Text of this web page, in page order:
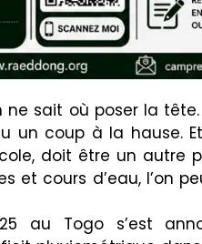
sait où poser la tête.
un coup à la hause.
doit être un autre
et cours d’eau, l’on
au Togo s’est